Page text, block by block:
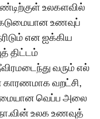
உலகளவில்
உணவுப்
என ஐக்கிய
திட்டம்
வரும் எல்
காரணமாக வறட்சி,
வெப்ப அலை
உலக உணவுத்